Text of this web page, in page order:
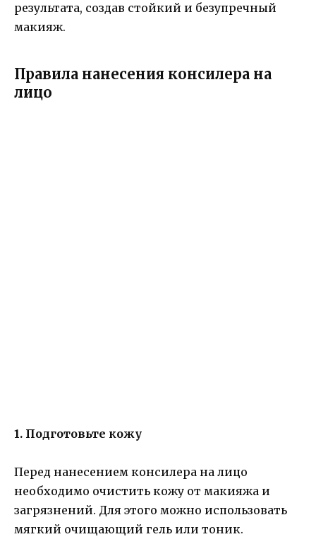
результата, создав стойкий и безупречный
макияж.
Правила нанесения консилера на
лицо
1. Подготовьте кожу
Перед нанесением консилера на лицо
необходимо очистить кожу от макияжа и
загрязнений. Для этого можно использовать
мягкий очищающий гель или тоник.